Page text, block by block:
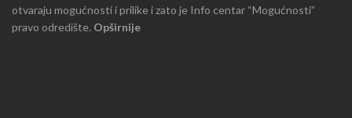
otvaraju mogućnosti i prilike i zato je Info centar “Mogućnosti”
pravo odredište. Opširnije